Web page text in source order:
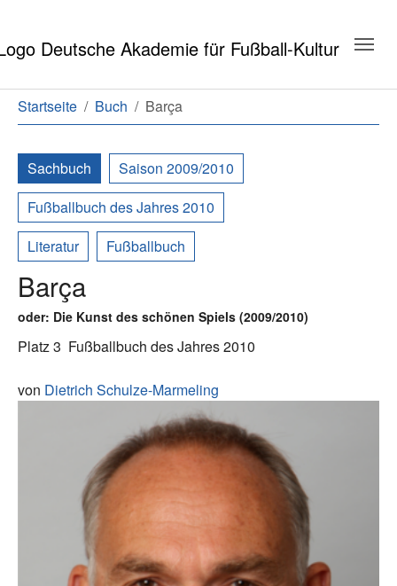
Sie sind hier:
Startseite Buch Barça
Sachbuch
Saison 2009/2010
Fußballbuch des Jahres 2010
Literatur
Fußballbuch
Barça
oder: Die Kunst des schönen Spiels (2009/2010)
Platz 3 Fußballbuch des Jahres 2010
von Dietrich Schulze-Marmeling